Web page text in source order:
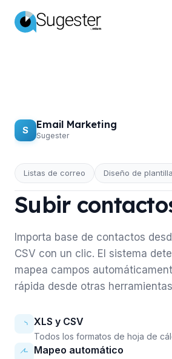
S Email Marketing
Sugester
Listas de correo Diseño de
EMAIL MARKETING
Subir
Importa base de contactos
CSV con un clic. El sistema
mapea campos
rápida desde otras
XLS y CSV
Todos los formatos de hoja de
Mapeo automático